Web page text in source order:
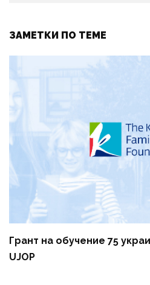
ЗАМЕТКИ ПО ТЕМЕ
Грант на обучение 75
UJOP